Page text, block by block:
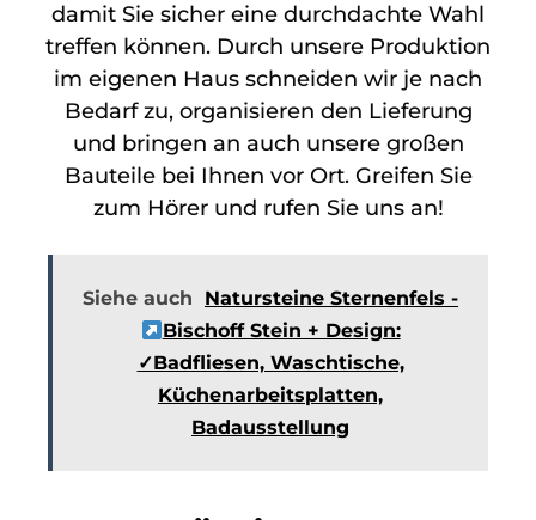
damit Sie sicher eine durchdachte Wahl
treffen können. Durch unsere Produktion
im eigenen Haus schneiden wir je nach
Bedarf zu, organisieren den Lieferung
und bringen an auch unsere großen
Bauteile bei Ihnen vor Ort. Greifen Sie
zum Hörer und rufen Sie uns an!
Siehe auch
Natursteine Sternenfels -
Bischoff Stein + Design:
✓Badfliesen, Waschtische,
Küchenarbeitsplatten,
Badausstellung